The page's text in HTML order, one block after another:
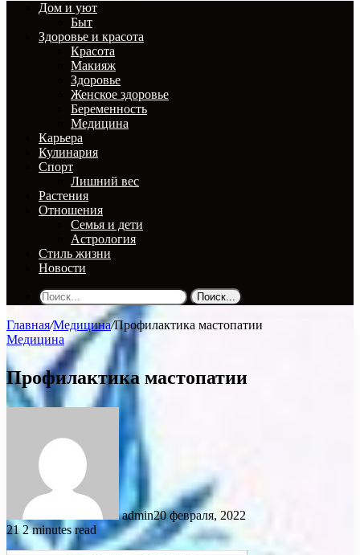
Дом и уют
Быт
Здоровье и красота
Красота
Макияж
Здоровье
Женское здоровье
Беременность
Медицина
Карьера
Кулинария
Спорт
Лишний вес
Растения
Отношения
Семья и дети
Астрология
Стиль жизни
Новости
Поиск...
Главная/Медицина/Профилактика мастопатии
Медицина
Профилактика мастопатии
admin20 февраля, 2022
212 minutes read